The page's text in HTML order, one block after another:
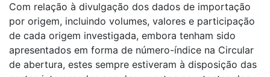
Com relação à divulgação dos dados de importação
por origem, incluindo volumes, valores e participação
de cada origem investigada, embora tenham sido
apresentados em forma de número-índice na Circular
de abertura, estes sempre estiveram à disposição das